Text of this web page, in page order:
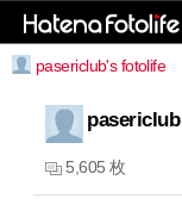
pasericlub's fotolife
pasericlub
5,605 枚